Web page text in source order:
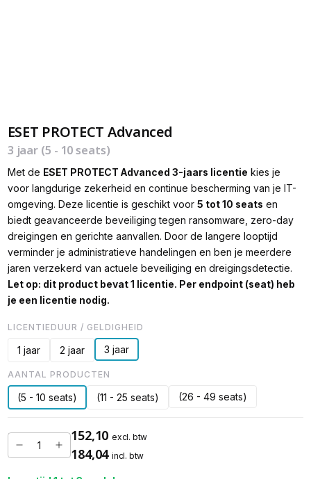
ESET PROTECT Advanced
3 jaar (5 - 10 seats)
Met de ESET PROTECT Advanced 3-jaars licentie kies je
voor langdurige zekerheid en continue bescherming van je IT-
omgeving. Deze licentie is geschikt voor 5 tot 10 seats en
biedt geavanceerde beveiliging tegen ransomware, zero-day
dreigingen en gerichte aanvallen. Door de langere looptijd
verminder je administratieve handelingen en ben je meerdere
jaren verzekerd van actuele beveiliging en dreigingsdetectie.
Let op: dit product bevat 1 licentie. Per endpoint (seat) heb
je een licentie nodig.
LICENTIEDUUR / GELDIGHEID
1 jaar 2 jaar 3 jaar
AANTAL PRODUCTEN
(5 - 10 seats) (11 - 25 seats) (26 - 49 seats)
152,10 excl. btw
184,04 incl. btw